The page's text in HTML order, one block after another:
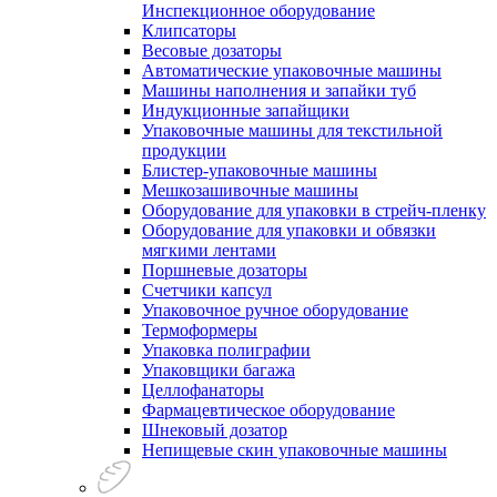
Инспекционное оборудование
Клипсаторы
Весовые дозаторы
Автоматические упаковочные машины
Машины наполнения и запайки туб
Индукционные запайщики
Упаковочные машины для текстильной
продукции
Блистер-упаковочные машины
Мешкозашивочные машины
Оборудование для упаковки в стрейч-пленку
Оборудование для упаковки и обвязки
мягкими лентами
Поршневые дозаторы
Счетчики капсул
Упаковочное ручное оборудование
Термоформеры
Упаковка полиграфии
Упаковщики багажа
Целлофанаторы
Фармацевтическое оборудование
Шнековый дозатор
Непищевые скин упаковочные машины